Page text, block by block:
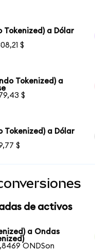
Tokenized) a Dólar
$
Tokenized) a
$
Tokenized) a Dólar
$
de activos
a Ondas
ONDSon